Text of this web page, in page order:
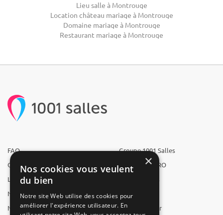
Lieu salle à Montrouge
Location château mariage à Montrouge
Domaine mariage à Montrouge
Restaurant mariage à Montrouge
FAQ
Qui sommes-nous ?
L'équipe
Nous recrutons
Nos partenaires
Groupe 1001 Salles
1001 Salles PRO
1001 Traiteurs
1001 Artistes
Reserverunbar
×
Nos cookies vous veulent
du bien
Notre site Web utilise des cookies pour
améliorer l'expérience utilisateur. En